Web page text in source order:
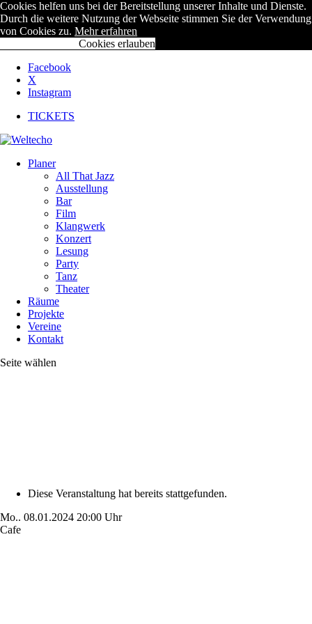
Cookies helfen uns bei der Bereitstellung unserer Inhalte und Dienste.
Durch die weitere Nutzung der Webseite stimmen Sie der Verwendung
von Cookies zu. Mehr erfahren
Cookies erlauben
Facebook
X
Instagram
TICKETS
Planer
All That Jazz
Ausstellung
Bar
Film
Klangwerk
Konzert
Lesung
Party
Tanz
Theater
Räume
Projekte
Vereine
Kontakt
Seite wählen
Diese Veranstaltung hat bereits stattgefunden.
Mo.. 08.01.2024 20:00 Uhr
Cafe